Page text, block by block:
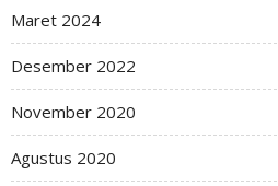
Maret 2024
Desember 2022
November 2020
Agustus 2020